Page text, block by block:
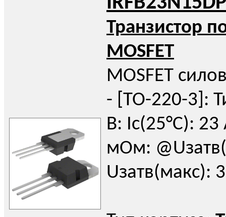
Транзистор
MOSFET
MOSFET
- [TO-220-3]:
В: Iс(25°C):
мОм:
Uзатв(макс):